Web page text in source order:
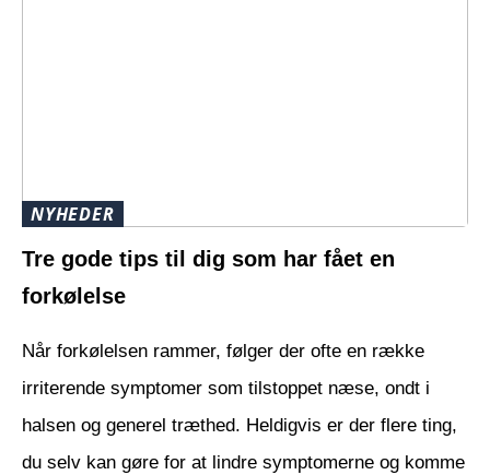
NYHEDER
Tre gode tips til dig som har fået en
forkølelse
Når forkølelsen rammer, følger der ofte en række
irriterende symptomer som tilstoppet næse, ondt i
halsen og generel træthed. Heldigvis er der flere ting,
du selv kan gøre for at lindre symptomerne og komme